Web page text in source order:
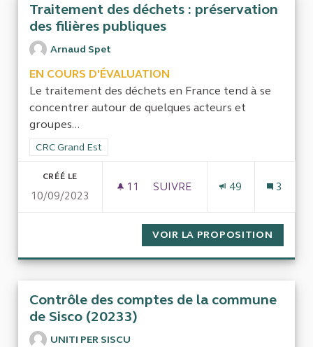
Traitement des déchets : préservation
des filières publiques
Arnaud Spet
EN COURS D'ÉVALUATION
Le traitement des déchets en France tend à se
concentrer autour de quelques acteurs et
groupes...
Filtrer les résultats de la catégorie : CRC Grand Est
CRC Grand Est
CRÉÉ LE
10/09/2023
11 11 ABONNÉS
SUIVRE
49 3
VOIR LA PROPOSITION
Contrôle des comptes de la commune
de Sisco (20233)
UNITI PER SISCU